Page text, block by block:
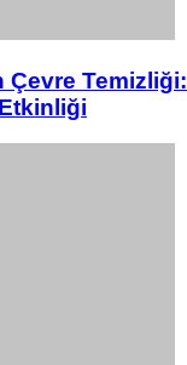
Çevre Temizliği: